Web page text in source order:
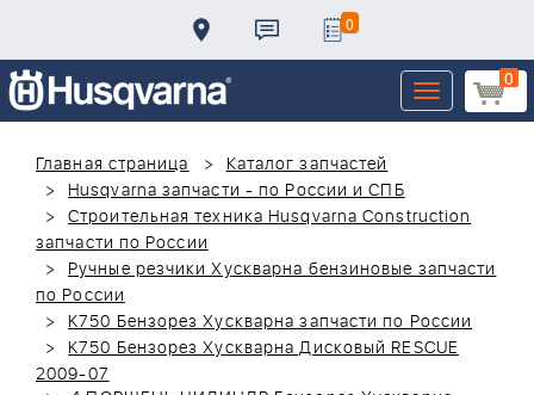
0
0
Toggle
navigation
Главная страница
Каталог запчастей
Husqvarna запчасти - по России и СПБ
Строительная техника Husqvarna Construction
запчасти по России
Ручные резчики Хускварна бензиновые запчасти
по России
K750 Бензорез Хускварна запчасти по России
K750 Бензорез Хускварна Дисковый RESCUE
2009-07